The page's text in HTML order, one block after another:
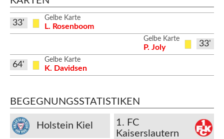
Gelbe Karte
L. Rosenboom
33'
33'
Gelbe Karte
P. Joly
Gelbe Karte
K. Davidsen
64'
BEGEGNUNGSSTATISTIKEN
Holstein Kiel
1. FC
Kaiserslautern